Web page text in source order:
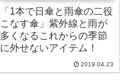
「1本で日傘と雨傘の二役
こなす傘」紫外線と雨が
多くなるこれからの季節
に外せないアイテム！
2019.04.23